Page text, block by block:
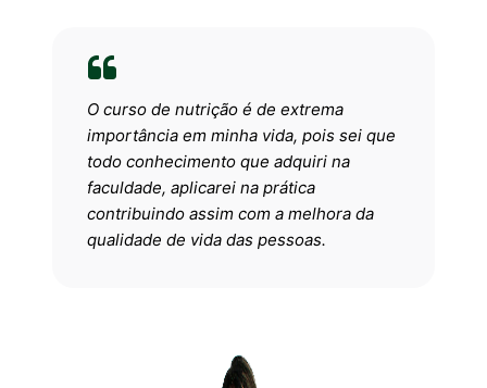
O curso de nutrição é de extrema
importância em minha vida, pois sei que
todo conhecimento que adquiri na
faculdade, aplicarei na prática
contribuindo assim com a melhora da
qualidade de vida das pessoas.